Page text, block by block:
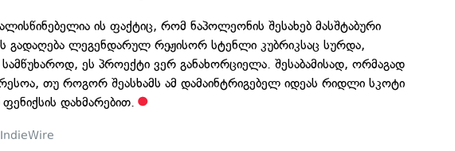
ის ფაქტიც, რომ ნაპოლეონის შესახებ მასშტაბური
გადაღება ლეგენდარულ რეჟისორ სტენლი კუბრიკსაც სურდა,
ეს პროექტი ვერ განახორციელა. შესაბამისად, ორმაგად
თუ როგორ შეასხამს ამ დამაინტრიგებელ იდეას რიდლი სკოტი
ფენიქსის დახმარებით.
IndieWire